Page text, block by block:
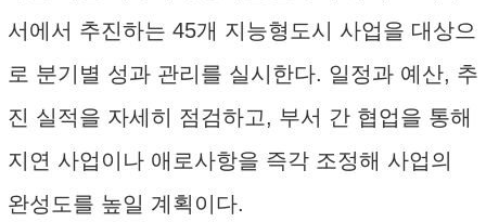
서에서 추진하는 45개 지능형도시 사업을 대상으
로 분기별 성과 관리를 실시한다. 일정과 예산, 추
진 실적을 자세히 점검하고, 부서 간 협업을 통해
지연 사업이나 애로사항을 즉각 조정해 사업의
완성도를 높일 계획이다.